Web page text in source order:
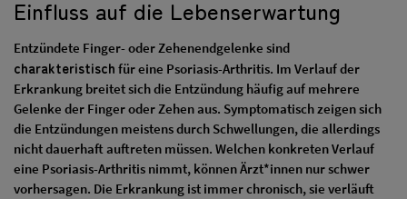
Einfluss auf die Lebenserwartung
Entzündete Finger- oder Zehenendgelenke sind
charakteristisch für eine Psoriasis-Arthritis. Im Verlauf der
Erkrankung breitet sich die Entzündung häufig auf mehrere
Gelenke der Finger oder Zehen aus. Symptomatisch zeigen sich
die Entzündungen meistens durch Schwellungen, die allerdings
nicht dauerhaft auftreten müssen. Welchen konkreten Verlauf
eine Psoriasis-Arthritis nimmt, können Ärzt*innen nur schwer
vorhersagen. Die Erkrankung ist immer chronisch, sie verläuft